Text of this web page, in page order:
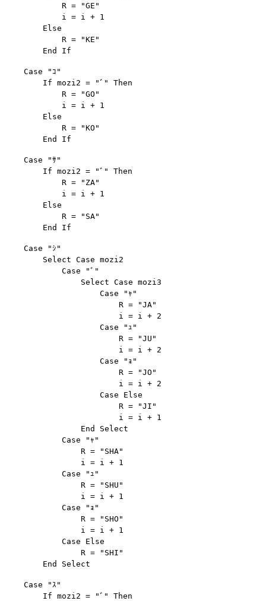
            R = "GE"
            i = i + 1
        Else
            R = "KE"
    Case "ｺ"
        If mozi2 = "ﾞ" Then
            R = "GO"
            i = i + 1
        Else
            R = "KO"
    Case "ｻ"
        If mozi2 = "ﾞ" Then
            R = "ZA"
            i = i + 1
        Else
            R = "SA"
    Case "ｼ"
        Select Case mozi2
            Case "ﾞ"
                Select Case mozi3
                    Case "ｬ"
                        R = "JA"
                        i = i + 2
                    Case "ｭ"
                        R = "JU"
                        i = i + 2
                    Case "ｮ"
                        R = "JO"
                        i = i + 2
                    Case Else
                        R = "JI"
                        i = i + 1
                End Select
            Case "ｬ"
                R = "SHA"
                i = i + 1
            Case "ｭ"
                R = "SHU"
                i = i + 1
            Case "ｮ"
                R = "SHO"
                i = i + 1
            Case Else
                R = "SHI"
    Case "ｽ"
        If mozi2 = "ﾞ" Then